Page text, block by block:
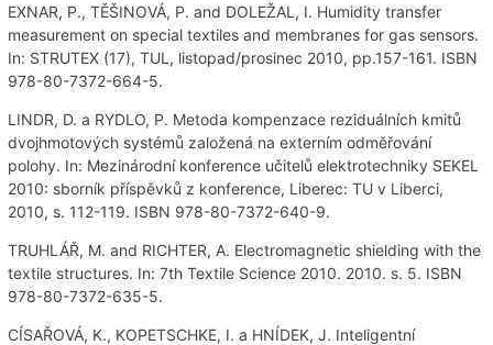
EXNAR, P., TĚŠINOVÁ, P. and DOLEŽAL, I. Humidity transfer
measurement on special textiles and membranes for gas sensors.
In: STRUTEX (17), TUL, listopad/prosinec 2010, pp.157-161. ISBN
978-80-7372-664-5.
LINDR, D. a RYDLO, P. Metoda kompenzace reziduálních kmitů
dvojhmotových systémů založená na externím odměřování
polohy. In: Mezinárodní konference učitelů elektrotechniky SEKEL
2010: sborník příspěvků z konference, Liberec: TU v Liberci,
2010, s. 112-119. ISBN 978-80-7372-640-9.
TRUHLÁŘ, M. and RICHTER, A. Electromagnetic shielding with the
textile structures. In: 7th Textile Science 2010. 2010. s. 5. ISBN
978-80-7372-635-5.
CÍSAŘOVÁ, K., KOPETSCHKE, I. a HNÍDEK, J. Inteligentní